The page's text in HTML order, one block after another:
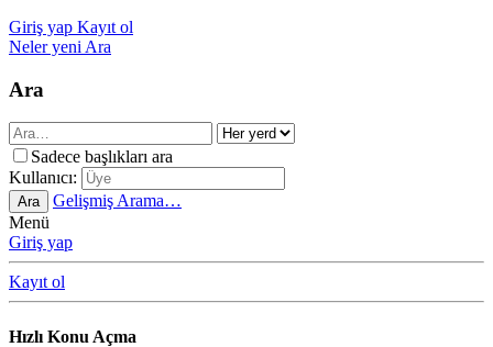
Giriş yap Kayıt ol
Neler yeni Ara
Ara
Sadece başlıkları ara
Kullanıcı:
Ara
Gelişmiş Arama…
Menü
Giriş yap
Kayıt ol
Hızlı Konu Açma